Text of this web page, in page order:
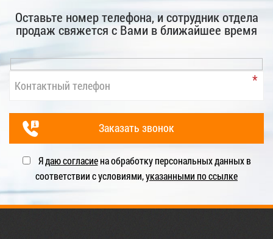
Оставьте номер телефона, и сотрудник отдела
продаж свяжется с Вами в ближайшее время
Ядаю согласиена обработку персональных данных в
соответствии с условиями,указанными по ссылке